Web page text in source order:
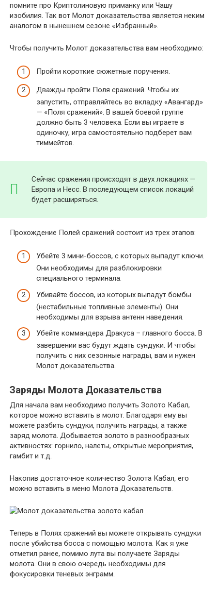
помните про Криптолиновую приманку или Чашу
изобилия. Так вот Молот доказательства является неким
аналогом в нынешнем сезоне «Избранный».
Чтобы получить Молот доказательства вам необходимо:
Пройти короткие сюжетные поручения.
Дважды пройти Поля сражений. Чтобы их
запустить, отправляйтесь во вкладку «Авангард»
— «Поля сражений». В вашей боевой группе
должно быть 3 человека. Если вы играете в
одиночку, игра самостоятельно подберет вам
тиммейтов.
Сейчас сражения происходят в двух локациях —
Европа и Несс. В последующем список локаций
будет расширяться.
Прохождение Полей сражений состоит из трех этапов:
Убейте 3 мини-боссов, с которых выпадут ключи.
Они необходимы для разблокировки
специального терминала.
Убивайте боссов, из которых выпадут бомбы
(нестабильные топливные элементы). Они
необходимы для взрыва антенн наведения.
Убейте коммандера Дракуса – главного босса. В
завершении вас будут ждать сундуки. И чтобы
получить с них сезонные награды, вам и нужен
Молот доказательства.
Заряды Молота Доказательства
Для начала вам необходимо получить Золото Кабал,
которое можно вставить в молот. Благодаря ему вы
можете разбить сундуки, получить награды, а также
заряд молота. Добывается золото в разнообразных
активностях: горнило, налеты, открытые мероприятия,
гамбит и т.д.
Накопив достаточное количество Золота Кабал, его
можно вставить в меню Молота Доказательств.
Теперь в Полях сражений вы можете открывать сундуки
после убийства босса с помощью молота. Как я уже
отметил ранее, помимо лута вы получаете Заряды
молота. Они в свою очередь необходимы для
фокусировки теневых энграмм.